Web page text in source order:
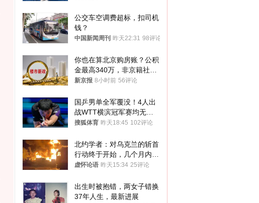
公交车空调费超标，扣司机
钱？
中国新闻周刊 昨天22:31 98评论
你也在算北京购房账？公积
金最高340万，非京籍社保
1年
新京报 8小时前 56评论
国乒男单全军覆没！4人出
战WTT横滨冠军赛均无缘
八强
搜狐体育 昨天18:45 102评论
北约学者：对乌克兰的斩首
行动终于开始，几个月内乌
将投降
虚怀论语 昨天15:34 25评论
出生时被抱错，两女子错换
37年人生，最新进展